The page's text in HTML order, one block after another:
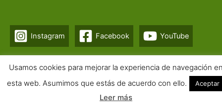
Instagram Facebook YouTube
Usamos cookies para mejorar la experiencia de navegación
esta web. Asumimos que estás de acuerdo con ello.
Aceptar
Leer más